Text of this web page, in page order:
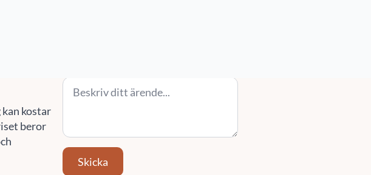
kostar
beror
Skicka